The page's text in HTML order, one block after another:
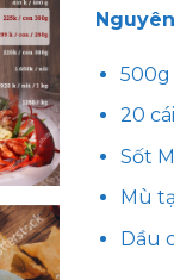
20 cái
Sốt
Mù
Dầu